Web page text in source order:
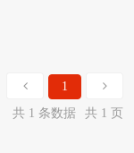
1
共 1 条数据
共 1 页